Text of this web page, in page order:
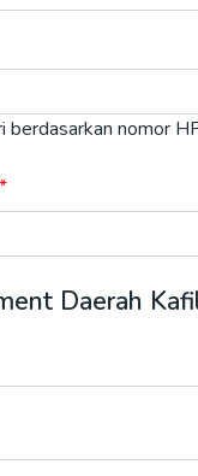
berdasarkan nomor
Daerah